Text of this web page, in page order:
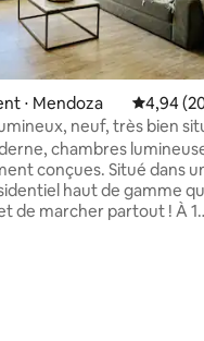
⋅ Mendoza
4,94
neuf, très bien
chambres
conçues. Situé dans
haut de gamme
de marcher partout ! À 1